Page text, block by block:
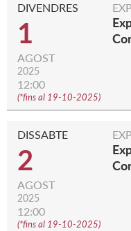
DIVENDRES
1
AGOST
2025
12:00
(*fins al 19-10-2025)
DISSABTE
2
AGOST
2025
12:00
(*fins al 19-10-2025)